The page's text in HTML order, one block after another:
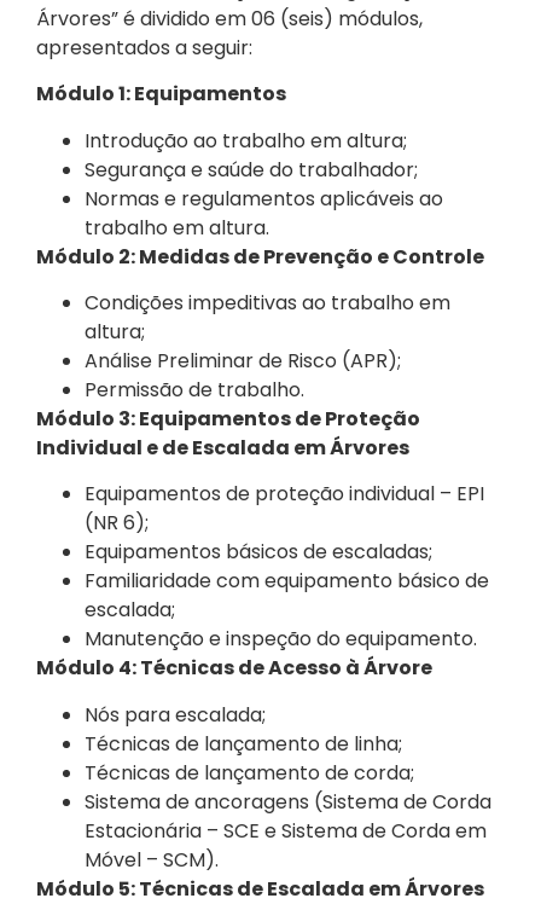
Árvores” é dividido em 06 (seis) módulos,
apresentados a seguir:
Módulo 1: Equipamentos
Introdução ao trabalho em altura;
Segurança e saúde do trabalhador;
Normas e regulamentos aplicáveis ao
trabalho em altura.
Módulo 2: Medidas de Prevenção e Controle
Condições impeditivas ao trabalho em
altura;
Análise Preliminar de Risco (APR);
Permissão de trabalho.
Módulo 3: Equipamentos de Proteção
Individual e de Escalada em Árvores
Equipamentos de proteção individual – EPI
(NR 6);
Equipamentos básicos de escaladas;
Familiaridade com equipamento básico de
escalada;
Manutenção e inspeção do equipamento.
Módulo 4: Técnicas de Acesso à Árvore
Nós para escalada;
Técnicas de lançamento de linha;
Técnicas de lançamento de corda;
Sistema de ancoragens (Sistema de Corda
Estacionária – SCE e Sistema de Corda em
Móvel – SCM).
Módulo 5: Técnicas de Escalada em Árvores